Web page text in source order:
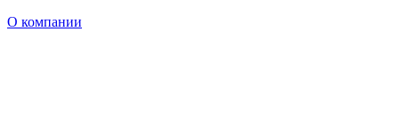
О компании